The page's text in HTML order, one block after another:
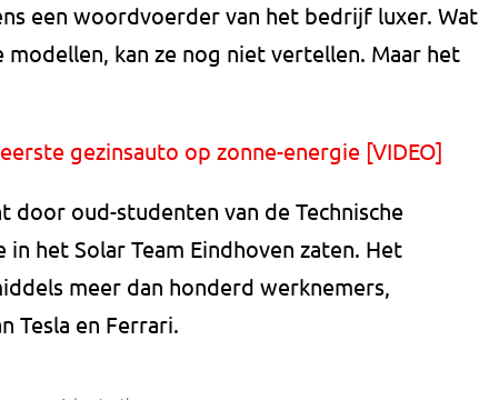
een woordvoerder van het bedrijf luxer. Wat
kan ze nog niet vertellen. Maar het
gezinsauto op zonne-energie [VIDEO]
door oud-studenten van de Technische
het Solar Team Eindhoven zaten. Het
meer dan honderd werknemers,
Tesla en Ferrari.